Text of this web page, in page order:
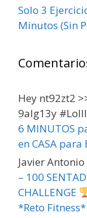
Solo 3
Minutos (Sin
Hey nt92zt2
9alg13y
6 MINUTOS
en CASA para
Javier
– 100
CHALLENGE
*Reto Fitness*